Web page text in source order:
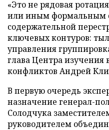
«Это не рядовая
или иным формальным
содержательной
ключевых контуров:
управления
глава Центра
конфликтов Андрей
В первую очередь
назначение генерал-
Солодчука
руководителем